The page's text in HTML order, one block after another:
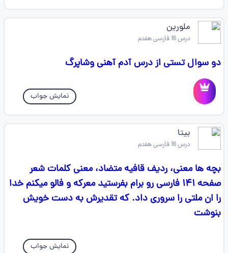
ملورین
درس 16 فارسی هفتم
دو سوال تستی از درس آدم آهنی وشاپرگ
نمایش جواب
بیتا
درس 16 فارسی هفتم
بچه ها معنی، ردیف قافیه متضاد، معنی کلمات شعر
صفحه ۱۴۱ فارسی رو برام بفرستید معرکه و فالو میکنم خدا
را ان ملتی را سروری داد. که تقدیرش به دست خویش
بنوشت
نمایش جواب